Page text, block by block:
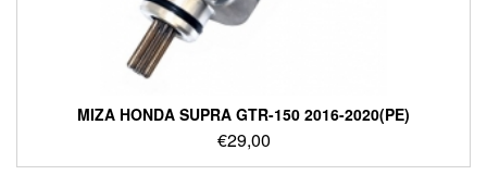
ΜΙΖΑ HONDA SUPRA GTR-150 2016-2020(PE)
€29,00